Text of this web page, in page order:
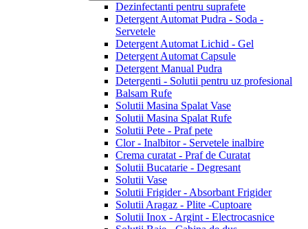
Dezinfectanti pentru suprafete
Detergent Automat Pudra - Soda -
Servetele
Detergent Automat Lichid - Gel
Detergent Automat Capsule
Detergent Manual Pudra
Detergenti - Solutii pentru uz profesional
Balsam Rufe
Solutii Masina Spalat Vase
Solutii Masina Spalat Rufe
Solutii Pete - Praf pete
Clor - Inalbitor - Servetele inalbire
Crema curatat - Praf de Curatat
Solutii Bucatarie - Degresant
Solutii Vase
Solutii Frigider - Absorbant Frigider
Solutii Aragaz - Plite -Cuptoare
Solutii Inox - Argint - Electrocasnice